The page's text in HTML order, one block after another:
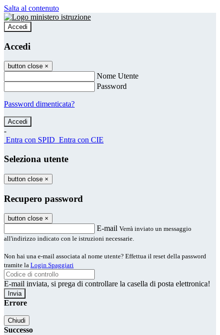
Salta al contenuto
Accedi
Accedi
button close ×
Nome Utente
Password
Password dimenticata?
-
Entra con SPID Entra con CIE
Seleziona utente
button close ×
Recupero password
button close ×
E-mail Verrà inviato un messaggio
all'indirizzo indicato con le istruzioni necessarie.
Non hai una e-mail associata al nome utente? Effettua il reset della password
tramite la Login Spaggiari
E-mail inviata, si prega di controllare la casella di posta elettronica!
Errore
Chiudi
Successo